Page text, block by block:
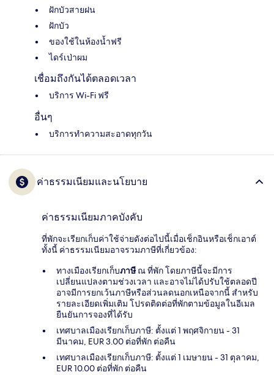
ฝักบัวสายฝน
ฝักบัว
ของใช้ในห้องน้ำฟรี
ไดร์เป่าผม
เชื่อมถึงกันได้ตลอดเวลา
บริการ Wi-Fi ฟรี
อื่นๆ
บริการทำความสะอาดทุกวัน
ค่าธรรมเนียมและนโยบาย
ค่าธรรมเนียมภาคบังคับ
ที่พักจะเรียกเก็บค่าใช้จ่ายดังต่อไปนี้เมื่อเช็กอินหรือเช็กเอาต์
ทั้งนี้ ค่าธรรมเนียมอาจรวมภาษีที่เกี่ยวข้อง:
ทางเมืองเรียกเก็บภาษีณ ที่พัก โดยภาษีนี้จะมีการ
เปลี่ยนแปลงตามช่วงเวลา และอาจไม่ได้ปรับใช้ตลอดปี
อาจมีการยกเว้นภาษีหรือส่วนลดนอกเหนือจากนี้ สำหรับ
รายละเอียดเพิ่มเติม โปรดติดต่อที่พักตามข้อมูลในอีเมล
ยืนยันการจองที่ได้รับ
เทศบาลเมืองเรียกเก็บภาษี: ตั้งแต่ 1 พฤศจิกายน - 31
มีนาคม, EUR 3.00 ต่อที่พัก ต่อคืน
เทศบาลเมืองเรียกเก็บภาษี: ตั้งแต่ 1 เมษายน - 31 ตุลาคม,
EUR 10.00 ต่อที่พัก ต่อคืน